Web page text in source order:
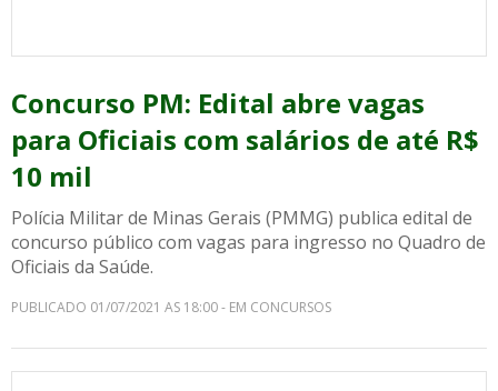
Concurso PM: Edital abre vagas
para Oficiais com salários de até R$
10 mil
Polícia Militar de Minas Gerais (PMMG) publica edital de
concurso público com vagas para ingresso no Quadro de
Oficiais da Saúde.
PUBLICADO 01/07/2021 AS 18:00 - EM CONCURSOS